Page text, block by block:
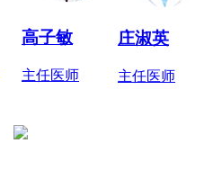
高子敏
主任医师
庄淑英
主任医师